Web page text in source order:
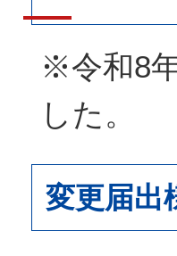
※令和8
した。
変更届出